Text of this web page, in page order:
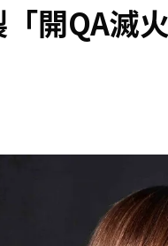
開QA滅